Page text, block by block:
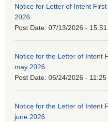
Notice for Letter of Intent
2026
Post Date: 07/13/2026 - 15:51
Notice for the Letter of Intent
may 2026
Post Date: 06/24/2026 - 11:25
Notice for the Letter of Intent
june 2026